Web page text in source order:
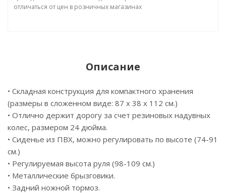
отличаться от цен в розничных магазинах
Описание
• Складная конструкция для компактного хранения
(размеры в сложенном виде: 87 х 38 х 112 см.)
• Отлично держит дорогу за счет резиновых надувных
колес, размером 24 дюйма.
• Сиденье из ПВХ, можно регулировать по высоте (74-91
см.)
• Регулируемая высота руля (98-109 см.)
• Металлические брызговики.
• Задний ножной тормоз.